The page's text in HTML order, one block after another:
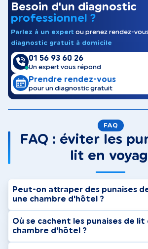
Besoin d'un diagnostic
professionnel ?
Parlez à un expert ou prenez rendez-
diagnostic gratuit à domicile
01 56 93 60 26
Un expert vous répond
Prendre rendez-vous
pour un diagnostic gratuit
FAQ
FAQ : éviter les
lit en
Peut-on attraper des punaises
une chambre d'hôtel ?
Où se cachent les punaises de lit
chambre d'hôtel ?